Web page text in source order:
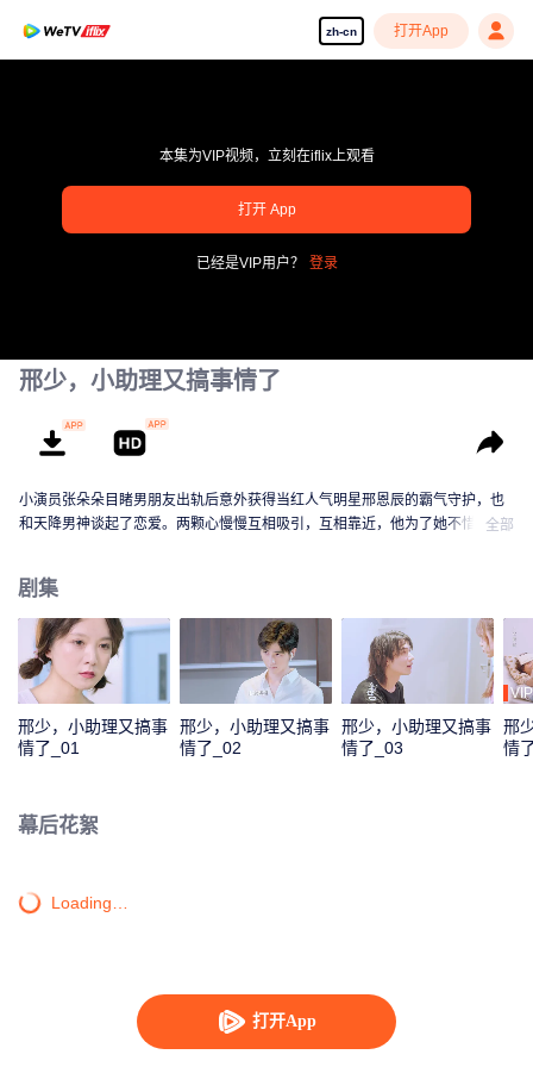
zh-cn 打开App
打开App
pay limit
本集为VIP视频，立刻在iflix上观看
打开 App
已经是VIP用户？ 登录
邢少，小助理又搞事情了
小演员张朵朵目睹男朋友出轨后意外获得当红人气明星邢恩辰的霸气守护，也
和天降男神谈起了恋爱。两颗心慢慢互相吸引，互相靠近，他为了她不惜放弃
全部
剧集
邢少，小助理又搞事
情了_01
邢少，小助理又搞事
情了_02
邢少，小助理又搞事
情了_03
VIP
邢
情
幕后花絮
Loading…